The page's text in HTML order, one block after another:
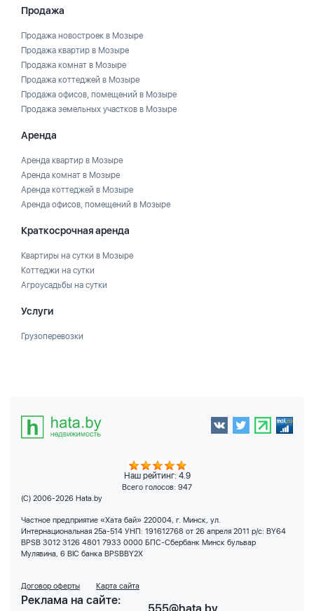
Продажа
Продажа новостроек в Мозыре
Продажа квартир в Мозыре
Продажа комнат в Мозыре
Продажа коттеджей в Мозыре
Продажа офисов, помещений в Мозыре
Продажа земельных участков в Мозыре
Аренда
Аренда квартир в Мозыре
Аренда комнат в Мозыре
Аренда коттеджей в Мозыре
Аренда офисов, помещений в Мозыре
Краткосрочная аренда
Квартиры на сутки в Мозыре
Коттеджи на сутки
Агроусадьбы на сутки
Услуги
Грузоперевозки
Наш рейтинг: 4.9
Всего голосов: 947
(C) 2006-2026 Hata.by
Частное предприятие «Хата бай» 220004, г. Минск, ул.
Интернациональная 25а-514 УНП: 191612768 от 26 апреля 2011 р/с: BY64
BPSB 3012 3126 4801 7933 0000 БПС-Сбербанк Минск бульвар
Мулявина, 6 BIC банка BPSBBY2X
Договор оферты Карта сайта
Реклама на сайте: